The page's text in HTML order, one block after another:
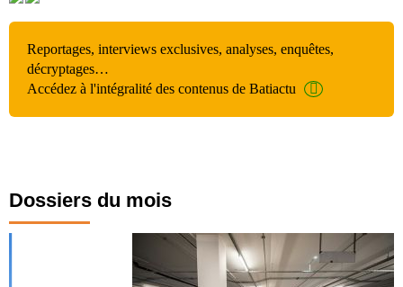
Reportages, interviews exclusives, analyses, enquêtes,
décryptages…
Accédez à l'intégralité des contenus de Batiactu
Dossiers du mois